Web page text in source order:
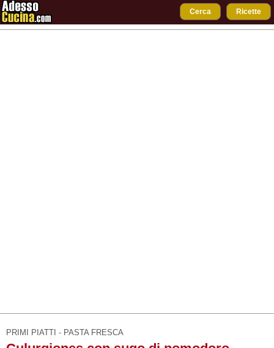
Cerca Ricette
PRIMI PIATTI - PASTA FRESCA